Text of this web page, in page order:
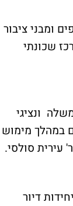
ומבני ציבור
שכונתי
ונציגי
במהלך מימוש
עירית סולסי.
דיור